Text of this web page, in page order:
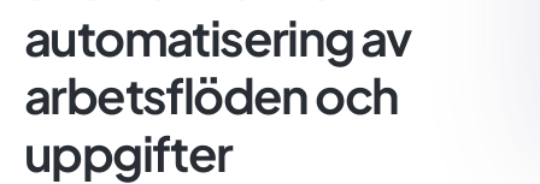
automatisering av
arbetsflöden och
uppgifter